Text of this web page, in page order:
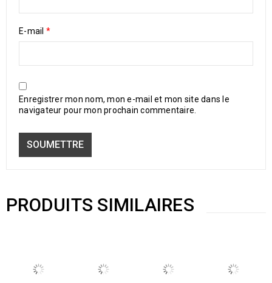
E-mail *
Enregistrer mon nom, mon e-mail et mon site dans le
navigateur pour mon prochain commentaire.
PRODUITS SIMILAIRES